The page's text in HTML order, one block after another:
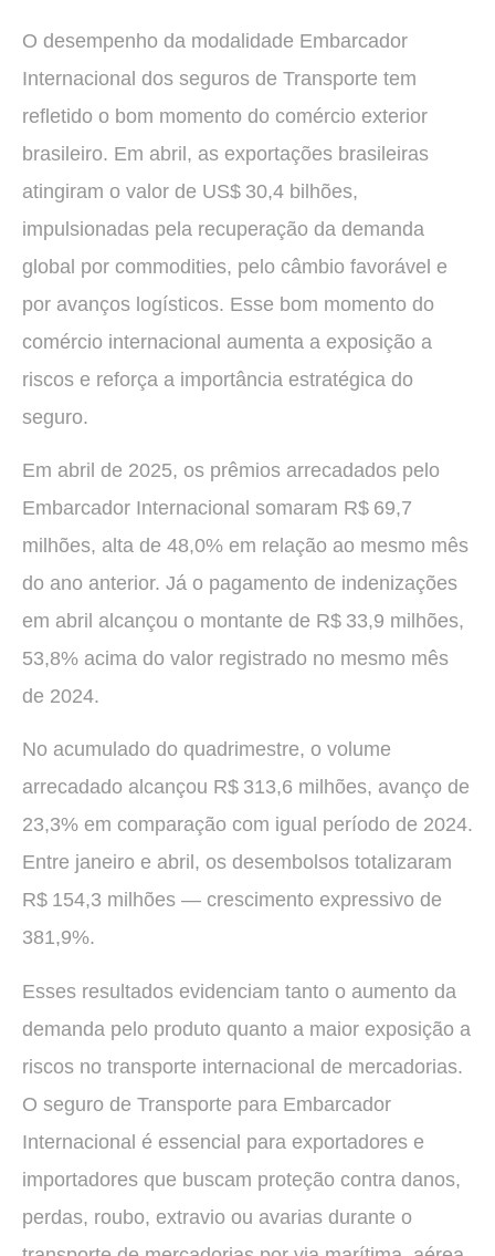
O desempenho da modalidade Embarcador
Internacional dos seguros de Transporte tem
refletido o bom momento do comércio exterior
brasileiro. Em abril, as exportações brasileiras
atingiram o valor de US$ 30,4 bilhões,
impulsionadas pela recuperação da demanda
global por commodities, pelo câmbio favorável e
por avanços logísticos. Esse bom momento do
comércio internacional aumenta a exposição a
riscos e reforça a importância estratégica do
seguro.
Em abril de 2025, os prêmios arrecadados pelo
Embarcador Internacional somaram R$ 69,7
milhões, alta de 48,0% em relação ao mesmo mês
do ano anterior. Já o pagamento de indenizações
em abril alcançou o montante de R$ 33,9 milhões,
53,8% acima do valor registrado no mesmo mês
de 2024.
No acumulado do quadrimestre, o volume
arrecadado alcançou R$ 313,6 milhões, avanço de
23,3% em comparação com igual período de 2024.
Entre janeiro e abril, os desembolsos totalizaram
R$ 154,3 milhões — crescimento expressivo de
381,9%.
Esses resultados evidenciam tanto o aumento da
demanda pelo produto quanto a maior exposição a
riscos no transporte internacional de mercadorias.
O seguro de Transporte para Embarcador
Internacional é essencial para exportadores e
importadores que buscam proteção contra danos,
perdas, roubo, extravio ou avarias durante o